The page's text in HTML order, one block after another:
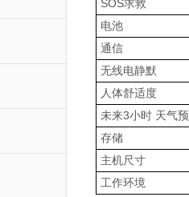
SOS求救
电池
通信
无线电静默
人体舒适度
未来3小时 天气
存储
主机尺寸
工作环境